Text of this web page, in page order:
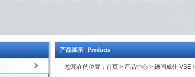
产品展示 Products
您现在的位置： 首页 > 产品中心 > 德国威仕 VSE